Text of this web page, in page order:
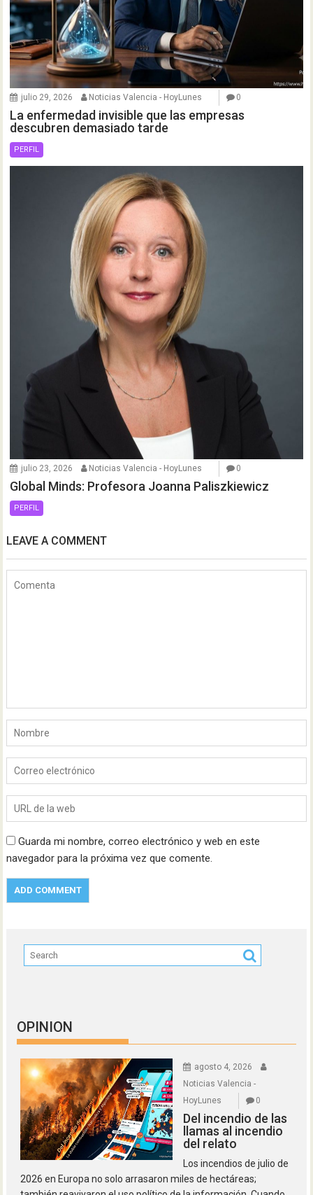
julio 29, 2026 Noticias Valencia - HoyLunes 0
La enfermedad invisible que las empresas
descubren demasiado tarde
PERFIL
julio 23, 2026 Noticias Valencia - HoyLunes 0
Global Minds: Profesora Joanna Paliszkiewicz
PERFIL
LEAVE A COMMENT
Guarda mi nombre, correo electrónico y web en este
navegador para la próxima vez que comente.
OPINION
agosto 4, 2026
Noticias Valencia -
HoyLunes
0
Del incendio de las
llamas al incendio
del relato
Los incendios de julio de
2026 en Europa no solo arrasaron miles de hectáreas;